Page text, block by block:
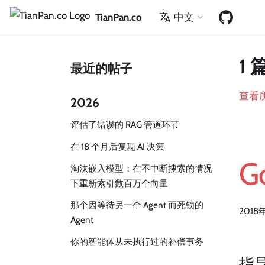
TianPan.co 中文
最近的帖子
2026
评估了错误的 RAG 管道环节
在 18 个月后复现 AI 决策
淘汰嵌入模型：在不中断搜索的情况
下重新索引数百万个向量
那个因等待另一个 Agent 而死锁的
Agent
你的智能体从未执行过的补偿事务
1
查看
2018